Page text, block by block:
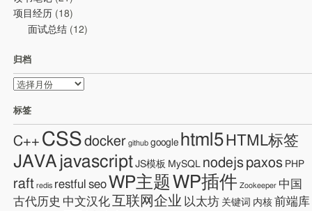
项目经历 (18)
面试总结 (12)
归档
归
标签
C++ CSS docker github google html5 HTML标签
JAVA javascript JS模板 MySQL nodejs paxos PHP
raft redis restful seo WP主题 WP插件 Zookeeper 中国
古代历史 中文汉化互联网企业 以太坊 关键词 内核 前端库